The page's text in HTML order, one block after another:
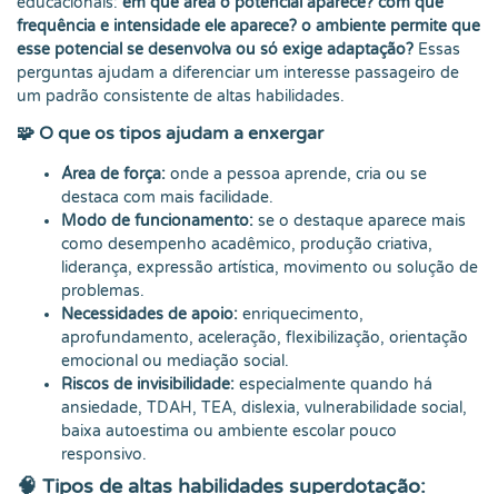
frequência e intensidade ele aparece? o ambiente permite que
esse potencial se desenvolva ou só exige adaptação? Essas
perguntas ajudam a diferenciar um interesse passageiro de
um padrão consistente de altas habilidades.
🧩 O que os tipos ajudam a enxergar
Área de força: onde a pessoa aprende, cria ou se
destaca com mais facilidade.
Modo de funcionamento: se o destaque aparece mais
como desempenho acadêmico, produção criativa,
liderança, expressão artística, movimento ou solução de
problemas.
Necessidades de apoio: enriquecimento,
aprofundamento, aceleração, flexibilização, orientação
emocional ou mediação social.
Riscos de invisibilidade: especialmente quando há
ansiedade, TDAH, TEA, dislexia, vulnerabilidade social,
baixa autoestima ou ambiente escolar pouco
responsivo.
🧠 Tipos de altas habilidades superdotação: